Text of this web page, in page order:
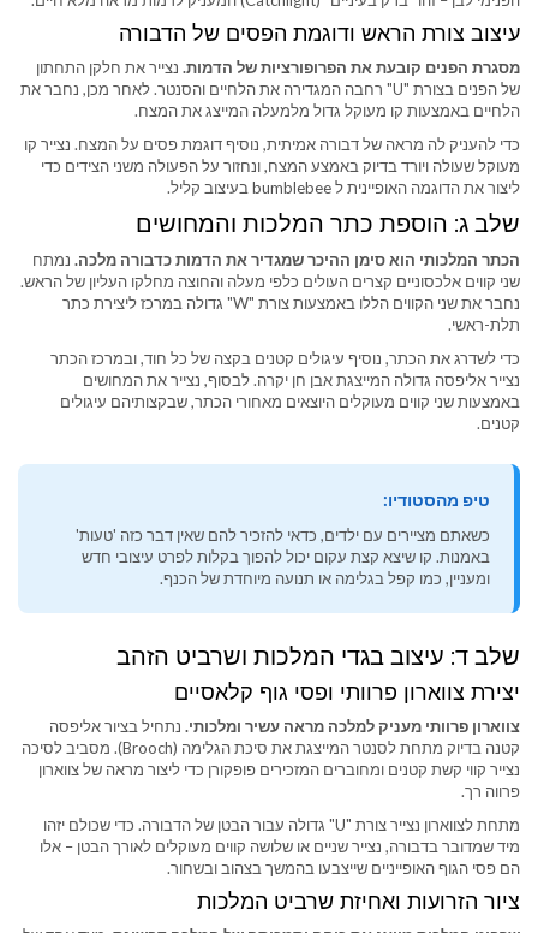
עיצוב צורת הראש ודוגמת הפסים של הדבורה
מסגרת הפנים קובעת את הפרופורציות של הדמות. נצייר את חלקן התחתון
של הפנים בצורת "U" רחבה המגדירה את הלחיים והסנטר. לאחר מכן, נחבר את
הלחיים באמצעות קו מעוקל גדול מלמעלה המייצג את המצח.
כדי להעניק לה מראה של דבורה אמיתית, נוסיף דוגמת פסים על המצח. נצייר קו
מעוקל שעולה ויורד בדיוק באמצע המצח, ונחזור על הפעולה משני הצידים כדי
ליצור את הדוגמה האופיינית ל bumblebee בעיצוב קליל.
שלב ג: הוספת כתר המלכות והמחושים
הכתר המלכותי הוא סימן ההיכר שמגדיר את הדמות כדבורה מלכה. נמתח
שני קווים אלכסוניים קצרים העולים כלפי מעלה והחוצה מחלקו העליון של הראש.
נחבר את שני הקווים הללו באמצעות צורת "W" גדולה במרכז ליצירת כתר
תלת-ראשי.
כדי לשדרג את הכתר, נוסיף עיגולים קטנים בקצה של כל חוד, ובמרכז הכתר
נצייר אליפסה גדולה המייצגת אבן חן יקרה. לבסוף, נצייר את המחושים
באמצעות שני קווים מעוקלים היוצאים מאחורי הכתר, שבקצותיהם עיגולים
קטנים.
טיפ מהסטודיו:
כשאתם מציירים עם ילדים, כדאי להזכיר להם שאין דבר כזה 'טעות'
באמנות. קו שיצא קצת עקום יכול להפוך בקלות לפרט עיצובי חדש
ומעניין, כמו קפל בגלימה או תנועה מיוחדת של הכנף.
שלב ד: עיצוב בגדי המלכות ושרביט הזהב
יצירת צווארון פרוותי ופסי גוף קלאסיים
צווארון פרוותי מעניק למלכה מראה עשיר ומלכותי. נתחיל בציור אליפסה
קטנה בדיוק מתחת לסנטר המייצגת את סיכת הגלימה (Brooch). מסביב לסיכה
נצייר קווי קשת קטנים ומחוברים המזכירים פופקורן כדי ליצור מראה של צווארון
פרווה רך.
מתחת לצווארון נצייר צורת "U" גדולה עבור הבטן של הדבורה. כדי שכולם יזהו
מיד שמדובר בדבורה, נצייר שניים או שלושה קווים מעוקלים לאורך הבטן – אלו
הם פסי הגוף האופייניים שייצבעו בהמשך בצהוב ובשחור.
ציור הזרועות ואחיזת שרביט המלכות